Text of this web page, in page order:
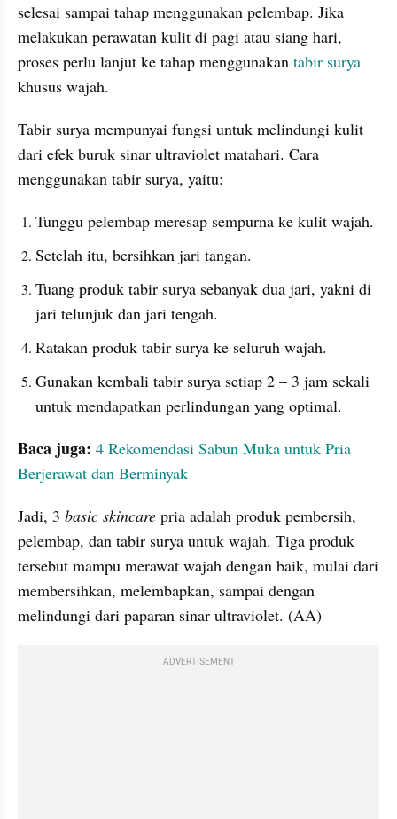
selesai sampai tahap menggunakan pelembap. Jika
melakukan perawatan kulit di pagi atau siang hari,
proses perlu lanjut ke tahap menggunakan tabir surya
khusus wajah.
Tabir surya mempunyai fungsi untuk melindungi kulit
dari efek buruk sinar ultraviolet matahari. Cara
menggunakan tabir surya, yaitu:
Tunggu pelembap meresap sempurna ke kulit wajah.
Setelah itu, bersihkan jari tangan.
Tuang produk tabir surya sebanyak dua jari, yakni di
jari telunjuk dan jari tengah.
Ratakan produk tabir surya ke seluruh wajah.
Gunakan kembali tabir surya setiap 2 – 3 jam sekali
untuk mendapatkan perlindungan yang optimal.
Baca juga: 4 Rekomendasi Sabun Muka untuk Pria
Berjerawat dan Berminyak
Jadi, 3 basic skincare pria adalah produk pembersih,
pelembap, dan tabir surya untuk wajah. Tiga produk
tersebut mampu merawat wajah dengan baik, mulai dari
membersihkan, melembapkan, sampai dengan
melindungi dari paparan sinar ultraviolet. (AA)
ADVERTISEMENT